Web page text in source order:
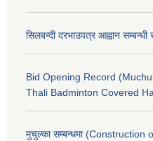
सिलबन्दी दरभाउपत्र आह्वान
Bid Opening Record
Thali Badminton Covered
मुचुल्का सम्बन्धमा